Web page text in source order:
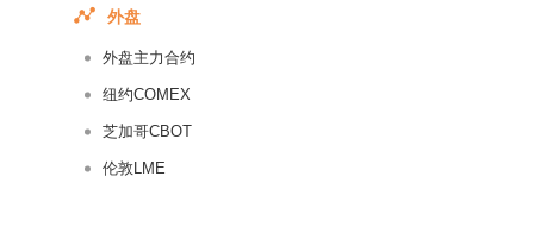
外盘
外盘主力合约
纽约COMEX
芝加哥CBOT
伦敦LME